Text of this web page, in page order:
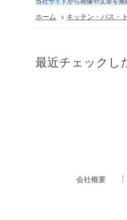
ホーム > キッチン・バス・
最近チェックし
会社概要